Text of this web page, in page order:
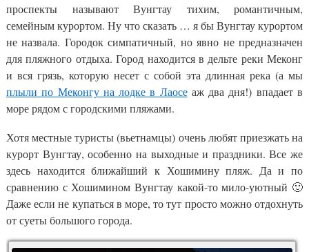
проспекты называют Вунгтау тихим, романтичным,
семейным курортом. Ну что сказать … я бы Вунгтау курортом
не назвала. Городок симпатичный, но явно не предназначен
для пляжного отдыха. Город находится в дельте реки Меконг
и вся грязь, которую несет с собой эта длинная река (а мы
плыли по Меконгу на лодке в Лаосеаж два дня!) впадает в
море рядом с городскими пляжами.
Хотя местные туристы (вьетнамцы) очень любят приезжать на
курорт Вунгтау, особенно на выходные и праздники. Все же
здесь находится ближайший к Хошимину пляж. Да и по
сравнению с Хошимином Вунгтау какой-то мило-уютный 🙂
Даже если не купаться в море, то тут просто можно отдохнуть
от суеты большого города.